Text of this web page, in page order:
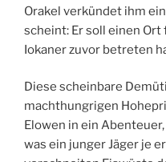
Orakel verkündet ihm
scheint: Er soll einen Ort
Iokaner zuvor betreten
Diese scheinbare
machthungrigen
Elowen in ein
was ein junger Jäger je